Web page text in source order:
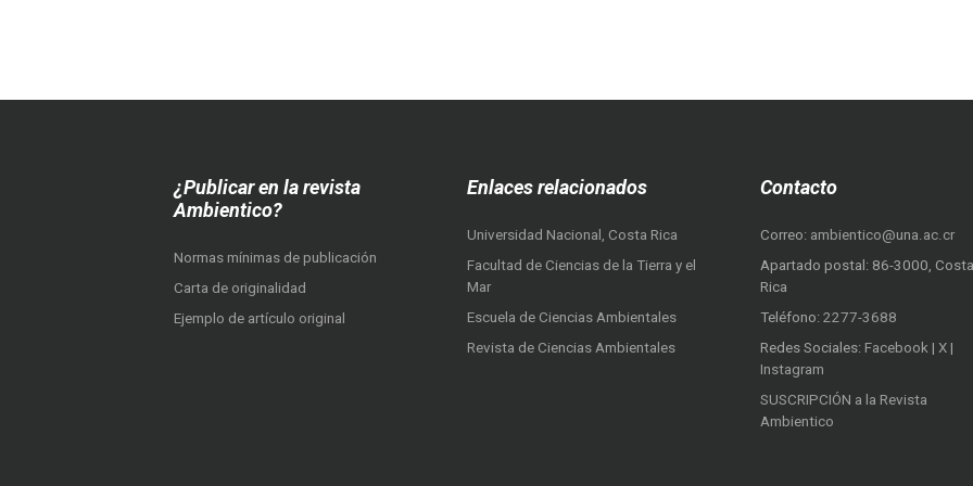
¿Publicar en la revista
Ambientico?
Normas mínimas de publicación
Carta de originalidad
Ejemplo de artículo original
Enlaces relacionados
Universidad Nacional, Costa Rica
Facultad de Ciencias de la Tierra y el
Mar
Escuela de Ciencias Ambientales
Revista de Ciencias Ambientales
Contacto
Correo: ambientico@una.ac.cr
Apartado postal: 86-3000, Costa
Rica
Teléfono: 2277-3688
Redes Sociales: Facebook | X |
Instagram
SUSCRIPCIÓN a la Revista
Ambientico